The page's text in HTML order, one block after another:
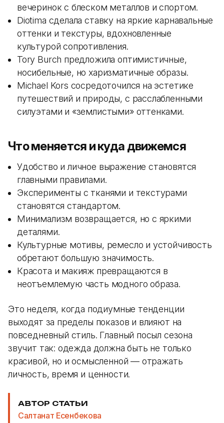
вечеринок с блеском металлов и спортом.
Diotima сделала ставку на яркие карнавальные
оттенки и текстуры, вдохновленные
культурой сопротивления.
Tory Burch предложила оптимистичные,
носибельные, но харизматичные образы.
Michael Kors сосредоточился на эстетике
путешествий и природы, с расслабленными
силуэтами и «землистыми» оттенками.
Что меняется и куда движемся
Удобство и личное выражение становятся
главными правилами.
Эксперименты с тканями и текстурами
становятся стандартом.
Минимализм возвращается, но с яркими
деталями.
Культурные мотивы, ремесло и устойчивость
обретают большую значимость.
Красота и макияж превращаются в
неотъемлемую часть модного образа.
Это неделя, когда подиумные тенденции
выходят за пределы показов и влияют на
повседневный стиль. Главный посыл сезона
звучит так: одежда должна быть не только
красивой, но и осмысленной — отражать
личность, время и ценности.
АВТОР СТАТЬИ
Салтанат Есенбекова